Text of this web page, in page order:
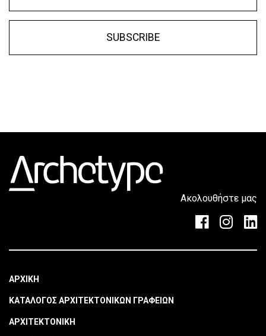
SUBSCRIBE
Ακολουθήστε μας
ΑΡΧΙΚΗ
ΚΑΤΑΛΟΓΟΣ ΑΡΧΙΤΕΚΤΟΝΙΚΩΝ ΓΡΑΦΕΙΩΝ
ΑΡΧΙΤΕΚΤΟΝΙΚΗ